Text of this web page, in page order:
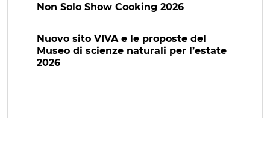
Non Solo Show Cooking 2026
Nuovo sito VIVA e le proposte del
Museo di scienze naturali per l’estate
2026